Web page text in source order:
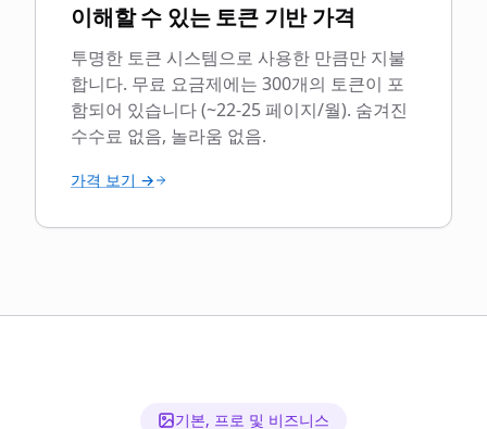
이해할 수 있는 토큰 기반 가격
투명한 토큰 시스템으로 사용한 만큼만 지불
합니다. 무료 요금제에는 300개의 토큰이 포
함되어 있습니다 (~22-25 페이지/월). 숨겨진
수수료 없음, 놀라움 없음.
가격 보기 →
기본, 프로 및 비즈니스